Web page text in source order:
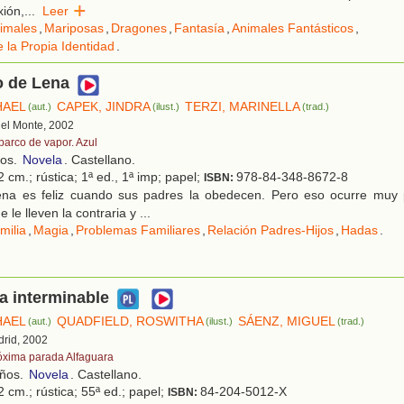
...
Leer
, Mariposas, Dragones, Fantasía,Animales Fantásticos,
la Propia Identidad .
de Lena
(aut.) CAPEK, JINDRA(ilust.) TERZI, MARINELLA(trad.)
Monte, 2002
de vapor. Azul
Novela. Castellano.
cm.; rústica; 1ª ed., 1ª imp; papel; ISBN: 978-84-348-8672-8
es feliz cuando sus padres la obedecen. Pero eso ocurre muy
le lleven la contraria y ...
, Magia, Problemas Familiares, Relación Padres-Hijos, Hadas.
interminable
(aut.) QUADFIELD, ROSWITHA(ilust.) SÁENZ, MIGUEL (trad.)
2002
parada Alfaguara
Novela. Castellano.
cm.; rústica; 55ª ed.; papel; ISBN: 84-204-5012-X